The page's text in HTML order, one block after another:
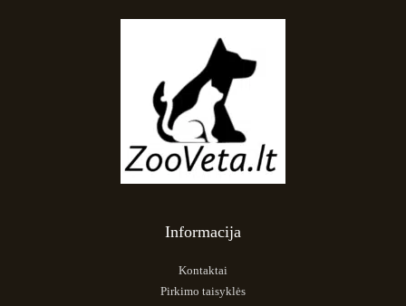
Informacija
Kontaktai
Pirkimo taisyklės